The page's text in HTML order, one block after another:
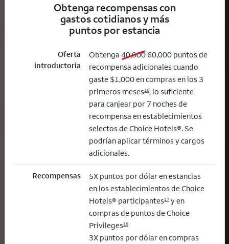
Obtenga recompensas con
gastos cotidianos y más
puntos por estancia
Oferta
introductoria
Obtenga 40,000old bonus
60,000new bonus
puntos de
recompensa adicionales cuando
gaste $1,000 en compras en los 3
primeros meses16, lo suficiente
para canjear por 7 noches de
recompensa en establecimientos
selectos de Choice Hotels®. Se
podrían aplicar términos y cargos
adicionales.
Recompensas
5X puntos por dólar en estancias
en los establecimientos de Choice
Hotels® participantes17y en
compras de puntos de Choice
Privileges18
3X puntos por dólar en compras